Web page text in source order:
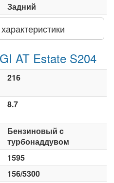
Задний
AT Estate S204
216
8.7
Бензиновый c
турбонаддувом
1595
156/5300